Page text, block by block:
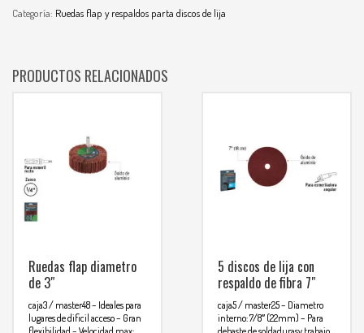
Categoría: Ruedas flap y respaldos parta discos de lija
PRODUCTOS RELACIONADOS
Ruedas flap diametro
de 3″
caja3 / master48– Ideales para
lugares de dificil acceso– Gran
5 discos de lija con
respaldo de fibra 7″
caja5 / master25– Diametro
interno: 7/8″ (22mm) – Para